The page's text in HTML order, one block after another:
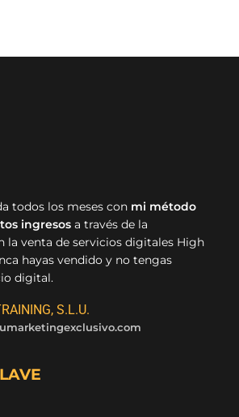
todos los meses con mi método
ingresos a través de la
la venta de servicios digitales High
hayas vendido y no tengas
digital.
S.L.U.